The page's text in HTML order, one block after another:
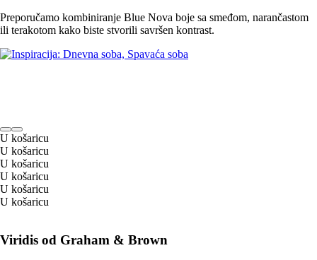
Preporučamo kombiniranje Blue Nova boje sa smeđom, narančastom
ili terakotom kako biste stvorili savršen kontrast.
U košaricu
U košaricu
U košaricu
U košaricu
U košaricu
U košaricu
Viridis od Graham & Brown